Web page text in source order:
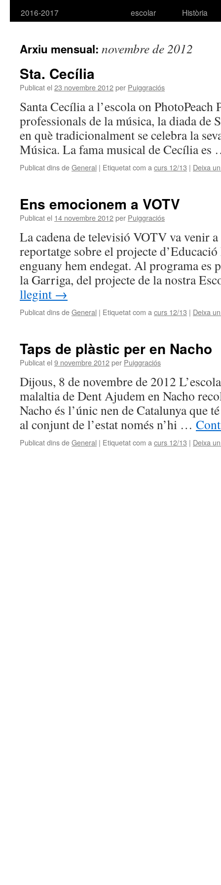
2016-2017
escolar
Història
Arxiu mensual: novembre de 2012
Sta. Cecília
Publicat el 23 novembre 2012per Puiggraciós
Santa Cecília a l’escola on PhotoPeach
professionals de la música, la diada de
en què tradicionalment se celebra la
Música. La fama musical de Cecília
Publicat dins deGeneral | Etiquetat com a curs 12/13 | Deixa
Ens emocionem a VOTV
Publicat el 14 novembre 2012per Puiggraciós
La cadena de televisió VOTV va venir
reportatge sobre el projecte
enguany hem endegat. Al programa es
la Garriga, del projecte de la nostra
llegint →
Publicat dins deGeneral | Etiquetat com a curs 12/13 | Deixa
Taps de plàstic per en Nacho
Publicat el 9 novembre 2012per Puiggraciós
Dijous, 8 de novembre de 2012
malaltia de Dent Ajudem en Nacho
Nacho és l’únic nen de Catalunya que
al conjunt de l’estat només n’hi …
Publicat dins deGeneral | Etiquetat com a curs 12/13 | Deixa